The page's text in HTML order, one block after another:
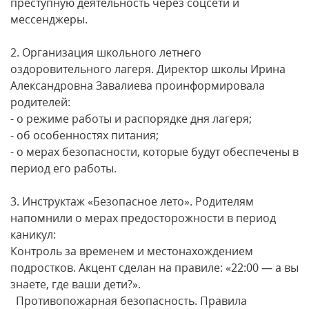
мессенджеры.
2. Организация школьного летнего
оздоровительного лагеря. Директор школы Ирина
Александровна Завалиева проинформировала
родителей:
- о режиме работы и распорядке дня лагеря;
- об особенностях питания;
- о мерах безопасности, которые будут обеспечены в
период его работы.
3. Инструктаж «Безопасное лето». Родителям
напомнили о мерах предосторожности в период
каникул:
Контроль за временем и местонахождением
подростков. Акцент сделан на правиле: «22:00 — а вы
знаете, где ваши дети?».
Противопожарная безопасность. Правила